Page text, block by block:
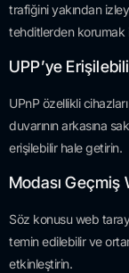
trafiğini yakından
tehditlerden korumak
UPP’ye
UPnP özellikli
duvarının arkasına
erişilebilir hale getirin.
Modası Geçmiş
Söz konusu web
temin edilebilir ve
etkinleştirin.